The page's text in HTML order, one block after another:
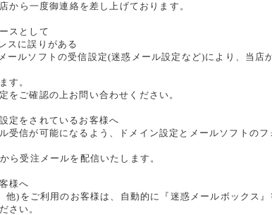
から一度御連絡を差し上げております。
スとして
スに誤りがある
ールソフトの受信設定(迷惑メール設定など)により、当店
す。
をご確認の上お問い合わせください。
定をされているお客様へ
受信が可能になるよう、ドメイン設定とメールソフトのフ
受注メールを配信いたします。
様へ
)をご利用のお客様は、自動的に『迷惑メールボックス
さい。